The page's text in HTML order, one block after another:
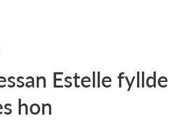
Estelle
hon